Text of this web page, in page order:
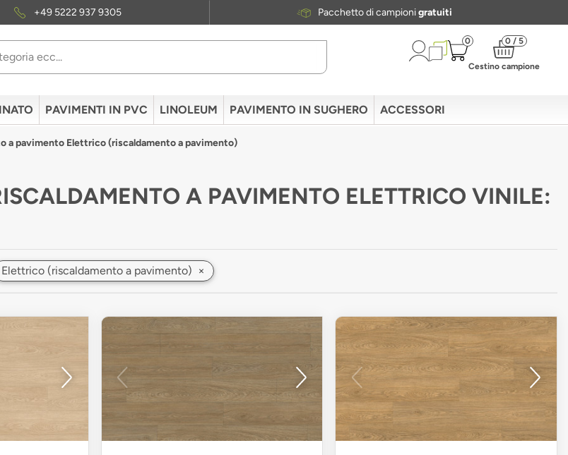
+49 5222 937 9305 Pacchetto di campionigratuiti
0 0 / 5
Cestino campione
PAVIMENTI IN PVC LINOLEUM PAVIMENTO IN SUGHERO ACCESSORI
a pavimento Elettrico (riscaldamento a pavimento)
A PAVIMENTO ELETTRICO VINILE:
Elettrico (riscaldamento a pavimento) ×